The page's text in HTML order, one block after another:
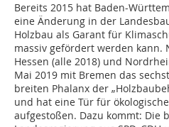
Bereits 2015 hat Baden-
eine Änderung in der
Holzbau als Garant für
massiv gefördert werden kann.
Hessen (alle 2018) und
Mai 2019 mit Bremen das
breiten Phalanx der
und hat eine Tür für
aufgestoßen. Dazu kommt: Die